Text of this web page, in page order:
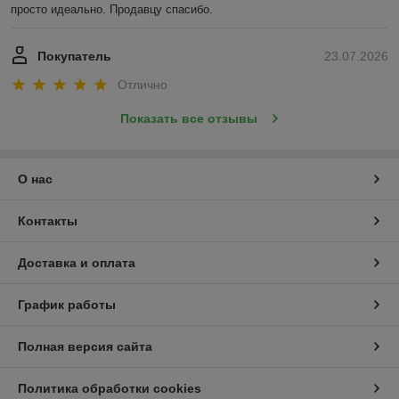
просто идеально. Продавцу спасибо.
23.07.2026
Покупатель
Отлично
Показать все отзывы
О нас
Контакты
Доставка и оплата
График работы
Полная версия сайта
Политика обработки cookies